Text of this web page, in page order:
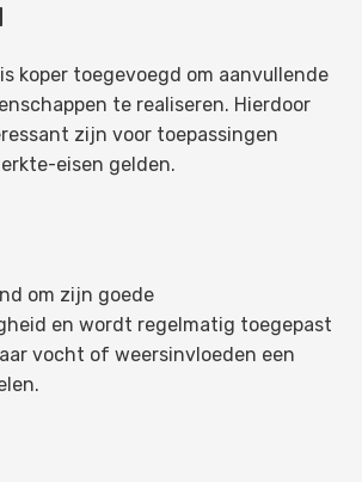
koper toegevoegd om aanvullende
te realiseren. Hierdoor
zijn voor toepassingen
eisen gelden.
om zijn goede
en wordt regelmatig toegepast
vocht of weersinvloeden een